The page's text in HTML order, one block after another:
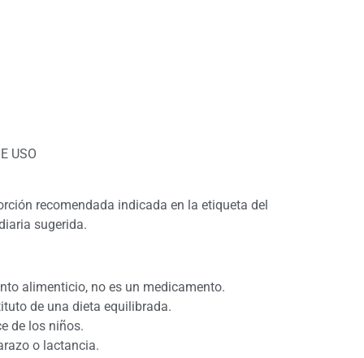
USO
recomendada indicada en la etiqueta del
sugerida.
alimenticio, no es un medicamento.
de una dieta equilibrada.
de los niños.
o lactancia.